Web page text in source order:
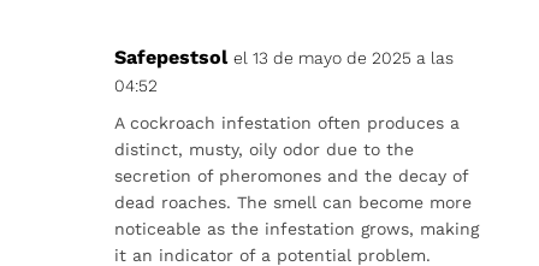
Safepestsol el 13 de mayo de 2025 a las
04:52
A cockroach infestation often produces a
distinct, musty, oily odor due to the
secretion of pheromones and the decay of
dead roaches. The smell can become more
noticeable as the infestation grows, making
it an indicator of a potential problem.